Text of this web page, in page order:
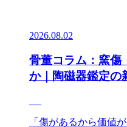
2026.08.02
骨董コラム：窯傷
か｜陶磁器鑑定の
「傷があるから価値